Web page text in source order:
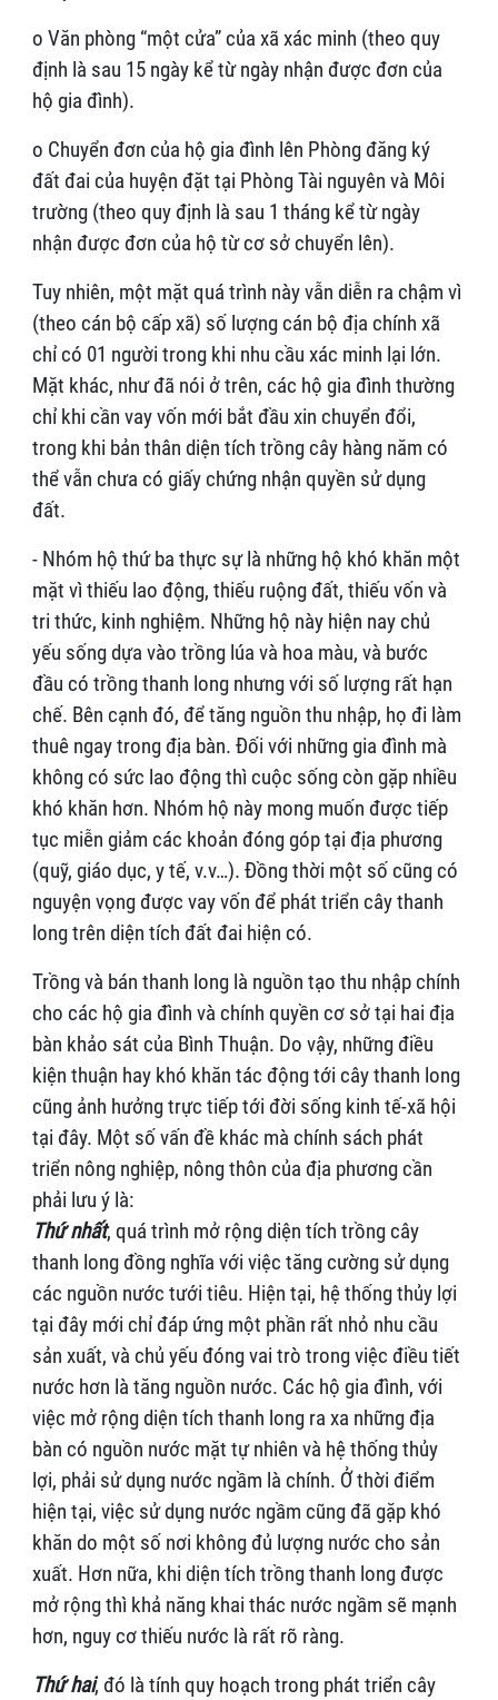
o Văn phòng “một cửa” của xã xác minh (theo quy
định là sau 15 ngày kể từ ngày nhận được đơn của
hộ gia đình).
o Chuyển đơn của hộ gia đình lên Phòng đăng ký
đất đai của huyện đặt tại Phòng Tài nguyên và Môi
trường (theo quy định là sau 1 tháng kể từ ngày
nhận được đơn của hộ từ cơ sở chuyển lên).
Tuy nhiên, một mặt quá trình này vẫn diễn ra chậm vì
(theo cán bộ cấp xã) số lượng cán bộ địa chính xã
chỉ có 01 người trong khi nhu cầu xác minh lại lớn.
Mặt khác, như đã nói ở trên, các hộ gia đình thường
chỉ khi cần vay vốn mới bắt đầu xin chuyển đổi,
trong khi bản thân diện tích trồng cây hàng năm có
thể vẫn chưa có giấy chứng nhận quyền sử dụng
đất.
- Nhóm hộ thứ ba thực sự là những hộ khó khăn một
mặt vì thiếu lao động, thiếu ruộng đất, thiếu vốn và
tri thức, kinh nghiệm. Những hộ này hiện nay chủ
yếu sống dựa vào trồng lúa và hoa màu, và bước
đầu có trồng thanh long nhưng với số lượng rất hạn
chế. Bên cạnh đó, để tăng nguồn thu nhập, họ đi làm
thuê ngay trong địa bàn. Đối với những gia đình mà
không có sức lao động thì cuộc sống còn gặp nhiều
khó khăn hơn. Nhóm hộ này mong muốn được tiếp
tục miễn giảm các khoản đóng góp tại địa phương
(quỹ, giáo dục, y tế, v.v…). Đồng thời một số cũng có
nguyện vọng được vay vốn để phát triển cây thanh
long trên diện tích đất đai hiện có.
Trồng và bán thanh long là nguồn tạo thu nhập chính
cho các hộ gia đình và chính quyền cơ sở tại hai địa
bàn khảo sát của Bình Thuận. Do vậy, những điều
kiện thuận hay khó khăn tác động tới cây thanh long
cũng ảnh hưởng trực tiếp tới đời sống kinh tế-xã hội
tại đây. Một số vấn đề khác mà chính sách phát
triển nông nghiệp, nông thôn của địa phương cần
phải lưu ý là:
Thứ nhất, quá trình mở rộng diện tích trồng cây
thanh long đồng nghĩa với việc tăng cường sử dụng
các nguồn nước tưới tiêu. Hiện tại, hệ thống thủy lợi
tại đây mới chỉ đáp ứng một phần rất nhỏ nhu cầu
sản xuất, và chủ yếu đóng vai trò trong việc điều tiết
nước hơn là tăng nguồn nước. Các hộ gia đình, với
việc mở rộng diện tích thanh long ra xa những địa
bàn có nguồn nước mặt tự nhiên và hệ thống thủy
lợi, phải sử dụng nước ngầm là chính. Ở thời điểm
hiện tại, việc sử dụng nước ngầm cũng đã gặp khó
khăn do một số nơi không đủ lượng nước cho sản
xuất. Hơn nữa, khi diện tích trồng thanh long được
mở rộng thì khả năng khai thác nước ngầm sẽ mạnh
hơn, nguy cơ thiếu nước là rất rõ ràng.
Thứ hai, đó là tính quy hoạch trong phát triển cây